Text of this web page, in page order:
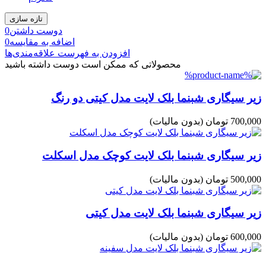
دوست داشتن0
اضافه به مقایسه0
افزودن به فهرست علاقه‌مندی‌ها
محصولاتی که ممکن است دوست داشته باشید
زیر سیگاری شبنما بلک لایت مدل کیتی دو رنگ
700,000 تومان (بدون مالیات)
زیر سیگاری شبنما بلک لایت کوچک مدل اسکلت
500,000 تومان (بدون مالیات)
زیر سیگاری شبنما بلک لایت مدل کیتی
600,000 تومان (بدون مالیات)